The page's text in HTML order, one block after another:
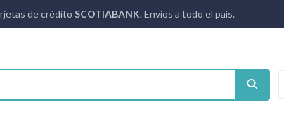
de crédito SCOTIABANK. Envíos a todo el país.